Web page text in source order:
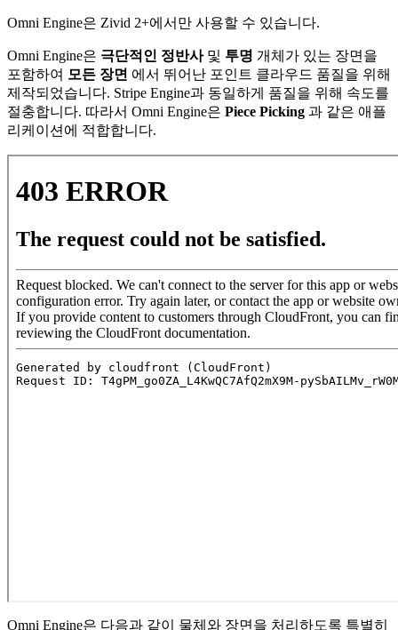
Omni Engine은 Zivid 2+에서만 사용할 수 있습니다.
Omni Engine은 극단적인 정반사및 투명 개체가 있는 장면을
포함하여 모든 장면 에서 뛰어난 포인트 클라우드 품질을 위해
제작되었습니다. Stripe Engine과 동일하게 품질을 위해 속도를
절충합니다. 따라서 Omni Engine은 Piece Picking 과 같은 애플
리케이션에 적합합니다.
Omni Engine은 다음과 같이 물체와 장면을 처리하도록 특별히